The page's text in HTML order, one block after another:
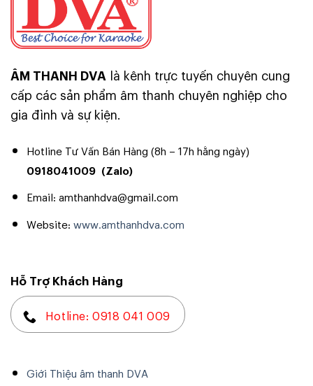
ÂM THANH DVA là kênh trực tuyến chuyên cung
cấp các sản phẩm âm thanh chuyên nghiệp cho
gia đình và sự kiện.
Hotline Tư Vấn Bán Hàng (8h – 17h hằng ngày)
0918041009 (Zalo)
Email: amthanhdva@gmail.com
Website:www.amthanhdva.com
Hỗ Trợ Khách Hàng
Hotline: 0918 041 009
Giới Thiệu âm thanh DVA